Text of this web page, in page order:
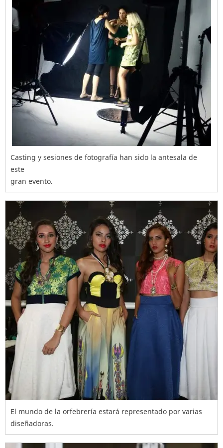
Casting y sesiones de fotografía han sido la antesala de
este
gran evento.
El mundo de la orfebrería estará representado por varias
diseñadoras.